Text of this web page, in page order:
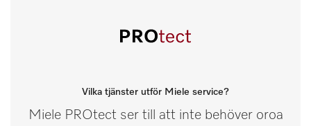
Vilka tjänster utför Miele service?
Miele PROtect ser till att inte behöver oroa